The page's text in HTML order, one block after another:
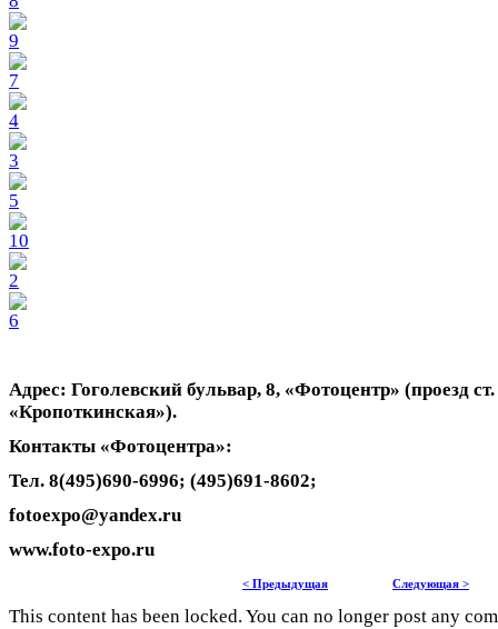
Адрес: Гоголевский бульвар, 8, «Фотоцентр» (проезд
«Кропоткинская»).
Контакты «Фотоцентра»:
Тел. 8(495)690-6996; (495)691-8602;
fotoexpo@yandex.ru
www.foto-expo.ru
< Предыдущая Следующая >
This content has been locked. You can no longer post any